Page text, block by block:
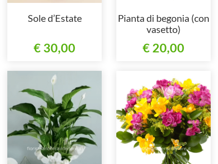
Sole d’Estate
€ 30,00
Pianta di begonia (con
vasetto)
€ 20,00